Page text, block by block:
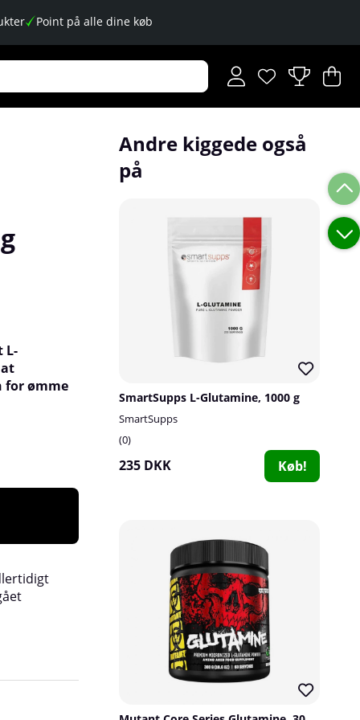
Point på alle dine køb
Ønskeliste
Antal på
.
.
L-
for ømme
Andre kiggede også
på
SmartSupps L-Glutamine, 1000 g
SmartSupps
0
235 DKK Køb!
bundet i proteiner, der først skal nedbrydes